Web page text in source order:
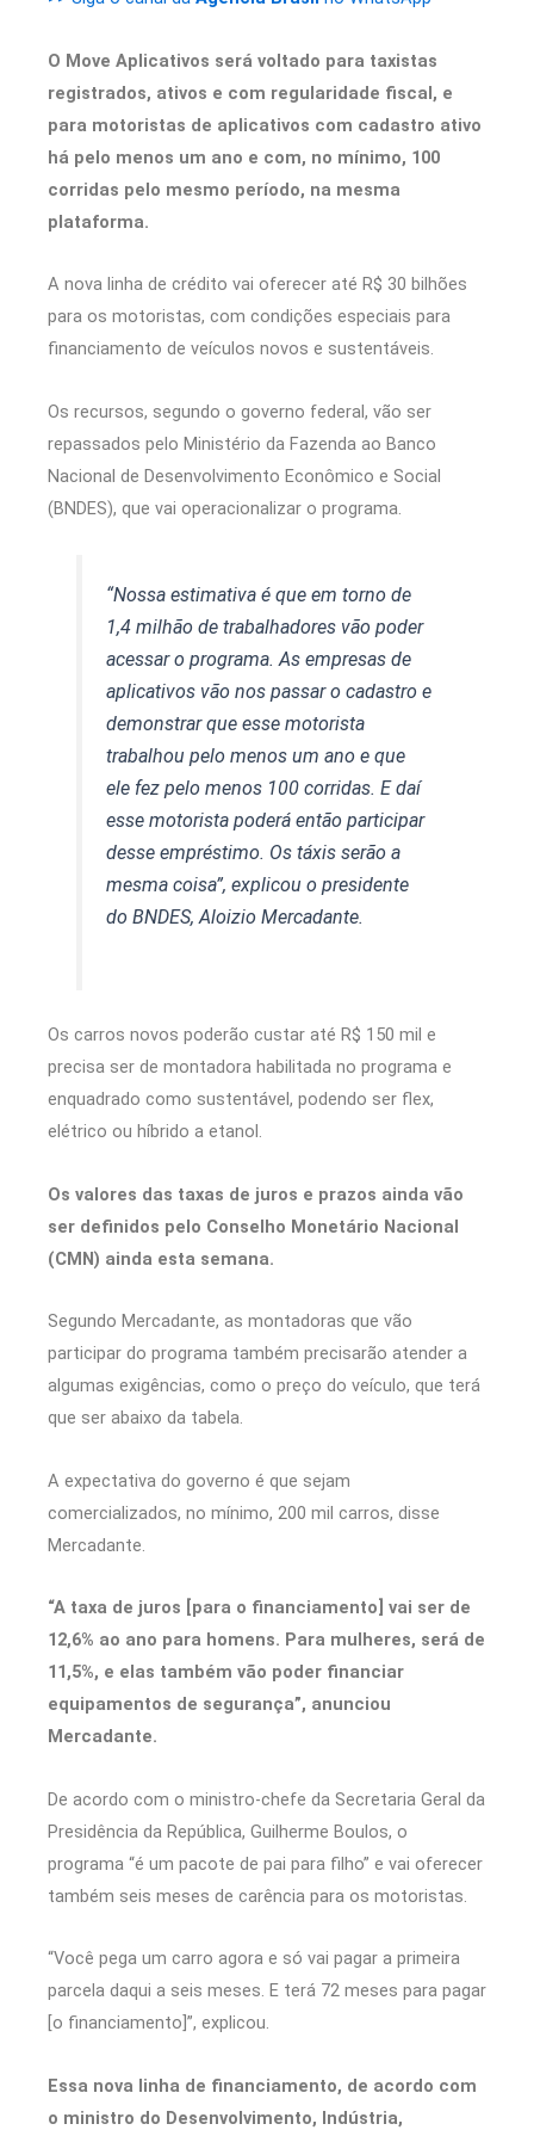
O Move Aplicativos será voltado para taxistas
registrados, ativos e com regularidade fiscal, e
para motoristas de aplicativos com cadastro ativo
há pelo menos um ano e com, no mínimo, 100
corridas pelo mesmo período, na mesma
plataforma.
A nova linha de crédito vai oferecer até R$ 30 bilhões
para os motoristas, com condições especiais para
financiamento de veículos novos e sustentáveis.
Os recursos, segundo o governo federal, vão ser
repassados pelo Ministério da Fazenda ao Banco
Nacional de Desenvolvimento Econômico e Social
(BNDES), que vai operacionalizar o programa.
“Nossa estimativa é que em torno de
1,4 milhão de trabalhadores vão poder
acessar o programa. As empresas de
aplicativos vão nos passar o cadastro e
demonstrar que esse motorista
trabalhou pelo menos um ano e que
ele fez pelo menos 100 corridas. E daí
esse motorista poderá então participar
desse empréstimo. Os táxis serão a
mesma coisa”, explicou o presidente
do BNDES, Aloizio Mercadante.
Os carros novos poderão custar até R$ 150 mil e
precisa ser de montadora habilitada no programa e
enquadrado como sustentável, podendo ser flex,
elétrico ou híbrido a etanol.
Os valores das taxas de juros e prazos ainda vão
ser definidos pelo Conselho Monetário Nacional
(CMN) ainda esta semana.
Segundo Mercadante, as montadoras que vão
participar do programa também precisarão atender a
algumas exigências, como o preço do veículo, que terá
que ser abaixo da tabela.
A expectativa do governo é que sejam
comercializados, no mínimo, 200 mil carros, disse
Mercadante.
“A taxa de juros [para o financiamento] vai ser de
12,6% ao ano para homens. Para mulheres, será de
11,5%, e elas também vão poder financiar
equipamentos de segurança”, anunciou
Mercadante.
De acordo com o ministro-chefe da Secretaria Geral da
Presidência da República, Guilherme Boulos, o
programa “é um pacote de pai para filho” e vai oferecer
também seis meses de carência para os motoristas.
“Você pega um carro agora e só vai pagar a primeira
parcela daqui a seis meses. E terá 72 meses para pagar
[o financiamento]”, explicou.
Essa nova linha de financiamento, de acordo com
o ministro do Desenvolvimento, Indústria,